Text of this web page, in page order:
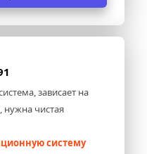
зависает на
чистая
систему